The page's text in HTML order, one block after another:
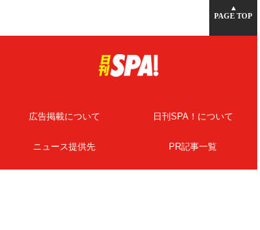
▲
PAGE TOP
広告掲載について 日刊SPA！について
ニュース提供先 PR記事一覧